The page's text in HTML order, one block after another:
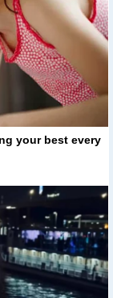
your best every